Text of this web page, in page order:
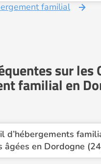
familial
sur les
familial en
d’hébergements
âgées en Dordogne
on recense